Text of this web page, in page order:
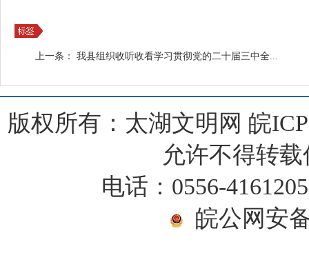
上一条： 我县组织收听收看学习贯彻党的二十届三中全...
版权所有：太湖文明网 皖
允许不得转
电话：0556-
皖公网安